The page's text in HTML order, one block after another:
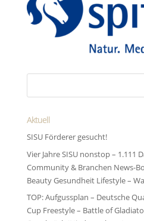
Aktuell
SISU Förderer gesucht!
Vier Jahre SISU nonstop – 1.111
Community & Branchen News-
Beauty Gesundheit Lifestyle –
TOP: Aufgussplan – Deutsche
Cup Freestyle – Battle of